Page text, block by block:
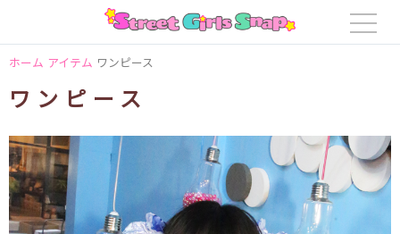
ホーム アイテム ワンピース
ワンピース